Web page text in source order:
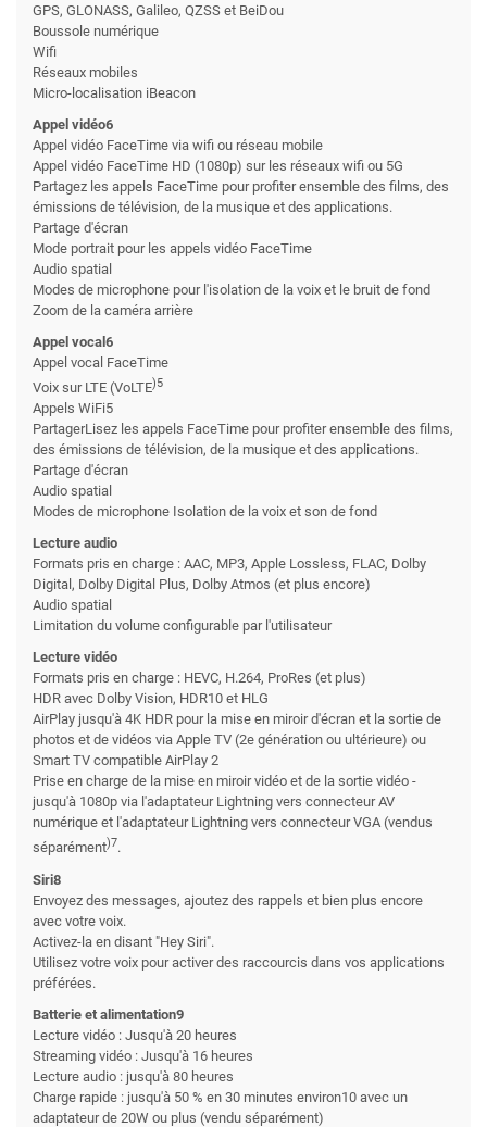
GPS, GLONASS, Galileo, QZSS et BeiDou
Boussole numérique
Wifi
Réseaux mobiles
Micro-localisation iBeacon
Appel vidéo6
Appel vidéo FaceTime via wifi ou réseau mobile
Appel vidéo FaceTime HD (1080p) sur les réseaux wifi ou 5G
Partagez les appels FaceTime pour profiter ensemble des films, des
émissions de télévision, de la musique et des applications.
Partage d'écran
Mode portrait pour les appels vidéo FaceTime
Audio spatial
Modes de microphone pour l'isolation de la voix et le bruit de fond
Zoom de la caméra arrière
Appel vocal6
Appel vocal FaceTime
Voix sur LTE (VoLTE)5
Appels WiFi5
PartagerLisez les appels FaceTime pour profiter ensemble des films,
des émissions de télévision, de la musique et des applications.
Partage d'écran
Audio spatial
Modes de microphone Isolation de la voix et son de fond
Lecture audio
Formats pris en charge : AAC, MP3, Apple Lossless, FLAC, Dolby
Digital, Dolby Digital Plus, Dolby Atmos (et plus encore)
Audio spatial
Limitation du volume configurable par l'utilisateur
Lecture vidéo
Formats pris en charge : HEVC, H.264, ProRes (et plus)
HDR avec Dolby Vision, HDR10 et HLG
AirPlay jusqu'à 4K HDR pour la mise en miroir d'écran et la sortie de
photos et de vidéos via Apple TV (2e génération ou ultérieure) ou
Smart TV compatible AirPlay 2
Prise en charge de la mise en miroir vidéo et de la sortie vidéo -
jusqu'à 1080p via l'adaptateur Lightning vers connecteur AV
numérique et l'adaptateur Lightning vers connecteur VGA (vendus
séparément)7.
Siri8
Envoyez des messages, ajoutez des rappels et bien plus encore
avec votre voix.
Activez-la en disant "Hey Siri".
Utilisez votre voix pour activer des raccourcis dans vos applications
préférées.
Batterie et alimentation9
Lecture vidéo : Jusqu'à 20 heures
Streaming vidéo : Jusqu'à 16 heures
Lecture audio : jusqu'à 80 heures
Charge rapide : jusqu'à 50 % en 30 minutes environ10 avec un
adaptateur de 20W ou plus (vendu séparément)